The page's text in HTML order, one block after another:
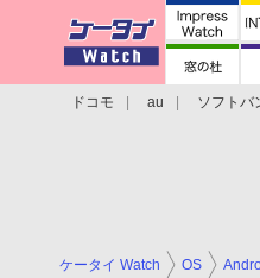
ドコモ au ソフトバ
ケータイ Watch OS